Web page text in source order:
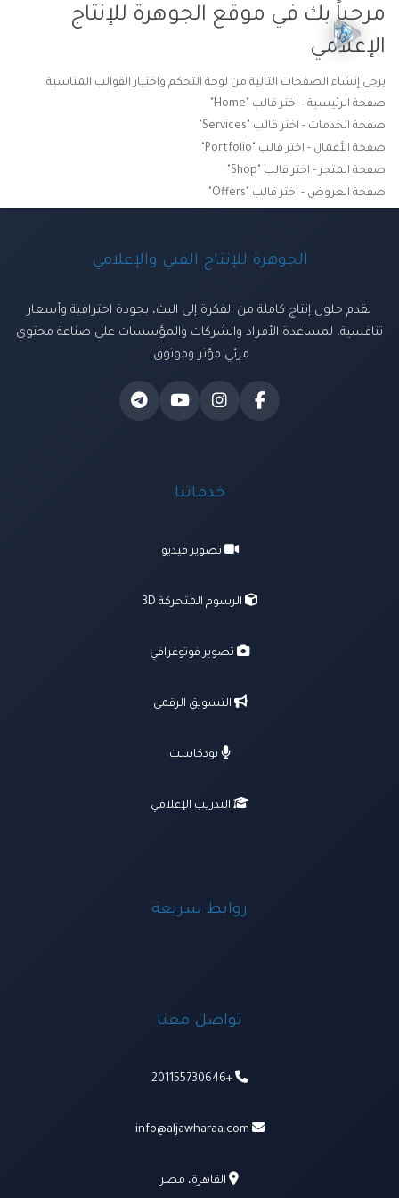
مرحباً بك في موقع الجوهرة للإنتاج
الإعلامي
يرجى إنشاء الصفحات التالية من لوحة التحكم واختيار القوالب المناسبة:
صفحة الرئيسية - اختر قالب "Home"
صفحة الخدمات - اختر قالب "Services"
صفحة الأعمال - اختر قالب "Portfolio"
صفحة المتجر - اختر قالب "Shop"
صفحة العروض - اختر قالب "Offers"
الجوهرة للإنتاج الفني والإعلامي
نقدم حلول إنتاج كاملة من الفكرة إلى البث، بجودة احترافية وأسعار
تنافسية، لمساعدة الأفراد والشركات والمؤسسات على صناعة محتوى
مرئي مؤثر وموثوق.
خدماتنا
تصوير فيديو
الرسوم المتحركة 3D
تصوير فوتوغرافي
التسويق الرقمي
بودكاست
التدريب الإعلامي
روابط سريعة
تواصل معنا
+201155730646
info@aljawharaa.com
القاهرة، مصر